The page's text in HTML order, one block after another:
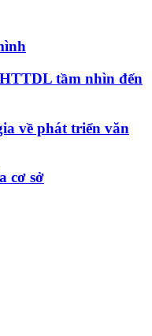
tầm nhìn đến
về phát triển văn
cơ sở